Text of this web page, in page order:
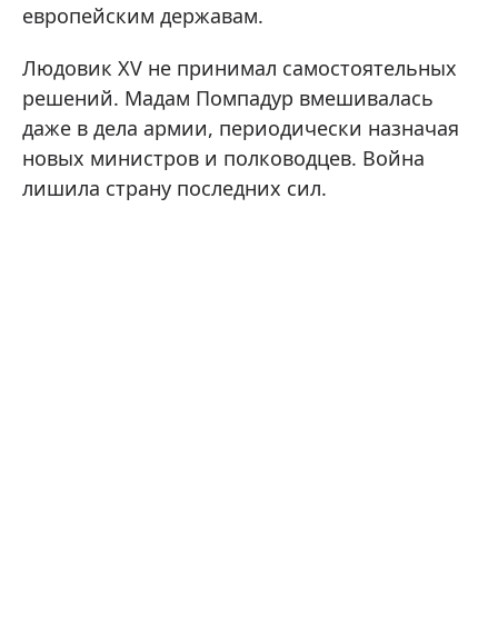
европейским державам.
Людовик XV не принимал самостоятельных
решений. Мадам Помпадур вмешивалась
даже в дела армии, периодически назначая
новых министров и полководцев. Война
лишила страну последних сил.